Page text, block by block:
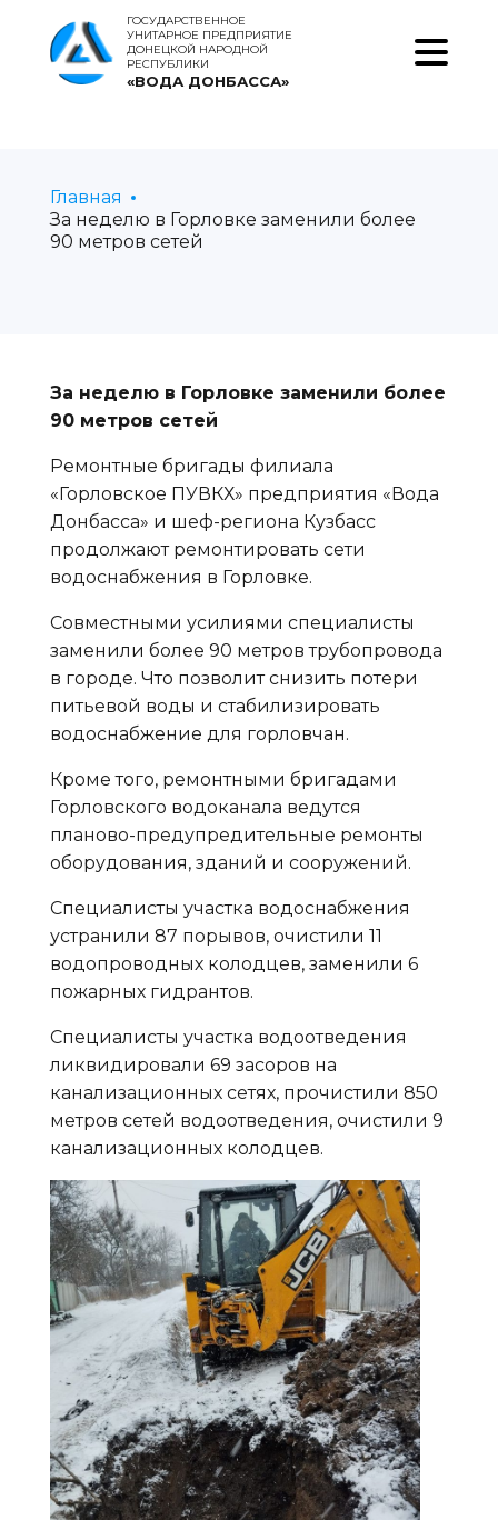
ГОСУДАРСТВЕННОЕ
УНИТАРНОЕ ПРЕДПРИЯТИЕ
ДОНЕЦКОЙ НАРОДНОЙ
РЕСПУБЛИКИ
«ВОДА ДОНБАССА»
Главная
За неделю в Горловке заменили более
90 метров сетей
За неделю в Горловке заменили более
90 метров сетей
Ремонтные бригады филиала
«Горловское ПУВКХ» предприятия «Вода
Донбасса» и шеф-региона Кузбасс
продолжают ремонтировать сети
водоснабжения в Горловке.
Совместными усилиями специалисты
заменили более 90 метров трубопровода
в городе. Что позволит снизить потери
питьевой воды и стабилизировать
водоснабжение для горловчан.
Кроме того, ремонтными бригадами
Горловского водоканала ведутся
планово-предупредительные ремонты
оборудования, зданий и сооружений.
Специалисты участка водоснабжения
устранили 87 порывов, очистили 11
водопроводных колодцев, заменили 6
пожарных гидрантов.
Специалисты участка водоотведения
ликвидировали 69 засоров на
канализационных сетях, прочистили 850
метров сетей водоотведения, очистили 9
канализационных колодцев.